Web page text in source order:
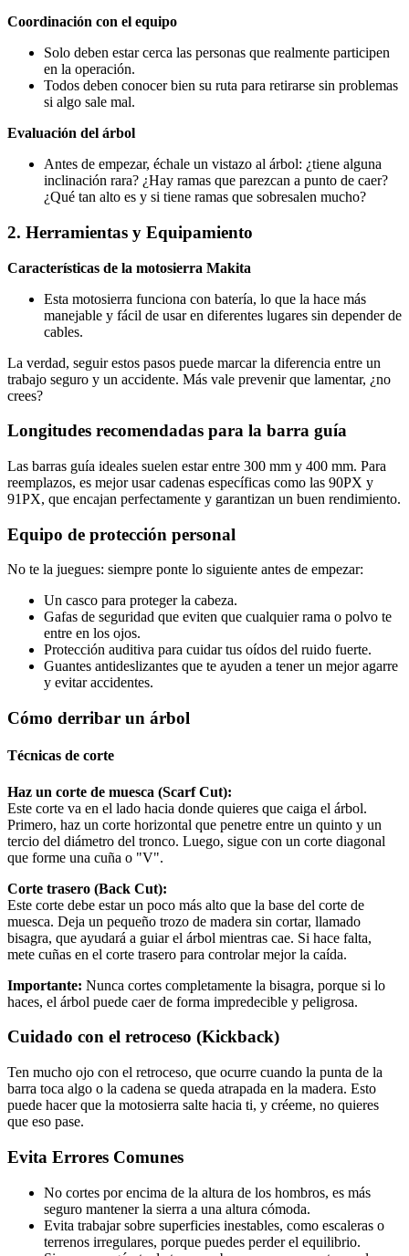
Coordinación con el equipo
Solo deben estar cerca las personas que realmente participen
en la operación.
Todos deben conocer bien su ruta para retirarse sin problemas
si algo sale mal.
Evaluación del árbol
Antes de empezar, échale un vistazo al árbol: ¿tiene alguna
inclinación rara? ¿Hay ramas que parezcan a punto de caer?
¿Qué tan alto es y si tiene ramas que sobresalen mucho?
2. Herramientas y Equipamiento
Características de la motosierra Makita
Esta motosierra funciona con batería, lo que la hace más
manejable y fácil de usar en diferentes lugares sin depender de
cables.
La verdad, seguir estos pasos puede marcar la diferencia entre un
trabajo seguro y un accidente. Más vale prevenir que lamentar, ¿no
crees?
Longitudes recomendadas para la barra guía
Las barras guía ideales suelen estar entre 300 mm y 400 mm. Para
reemplazos, es mejor usar cadenas específicas como las 90PX y
91PX, que encajan perfectamente y garantizan un buen rendimiento.
Equipo de protección personal
No te la juegues: siempre ponte lo siguiente antes de empezar:
Un casco para proteger la cabeza.
Gafas de seguridad que eviten que cualquier rama o polvo te
entre en los ojos.
Protección auditiva para cuidar tus oídos del ruido fuerte.
Guantes antideslizantes que te ayuden a tener un mejor agarre
y evitar accidentes.
Cómo derribar un árbol
Técnicas de corte
Haz un corte de muesca (Scarf Cut):
Este corte va en el lado hacia donde quieres que caiga el árbol.
Primero, haz un corte horizontal que penetre entre un quinto y un
tercio del diámetro del tronco. Luego, sigue con un corte diagonal
que forme una cuña o "V".
Corte trasero (Back Cut):
Este corte debe estar un poco más alto que la base del corte de
muesca. Deja un pequeño trozo de madera sin cortar, llamado
bisagra, que ayudará a guiar el árbol mientras cae. Si hace falta,
mete cuñas en el corte trasero para controlar mejor la caída.
Importante: Nunca cortes completamente la bisagra, porque si lo
haces, el árbol puede caer de forma impredecible y peligrosa.
Cuidado con el retroceso (Kickback)
Ten mucho ojo con el retroceso, que ocurre cuando la punta de la
barra toca algo o la cadena se queda atrapada en la madera. Esto
puede hacer que la motosierra salte hacia ti, y créeme, no quieres
que eso pase.
Evita Errores Comunes
No cortes por encima de la altura de los hombros, es más
seguro mantener la sierra a una altura cómoda.
Evita trabajar sobre superficies inestables, como escaleras o
terrenos irregulares, porque puedes perder el equilibrio.